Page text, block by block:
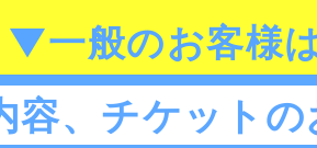
▼一般のお客様
容、チケット